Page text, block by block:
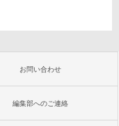
お問い合わせ
編集部へのご連絡